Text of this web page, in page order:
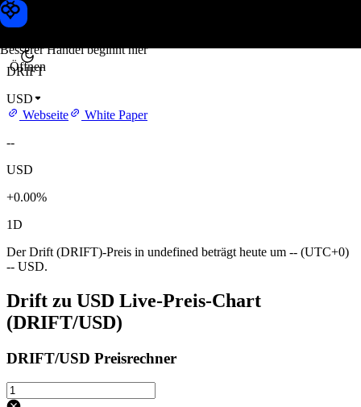
Besserer Handel beginnt hier
Öffnen
Drift Kurs
DRIFT
USD
Webseite
White Paper
--
USD
+0.00%
1D
Der Drift (DRIFT)-Preis in undefined beträgt heute um -- (UTC+0)
-- USD.
Drift zu USD Live-Preis-Chart
(DRIFT/USD)
DRIFT/USD Preisrechner